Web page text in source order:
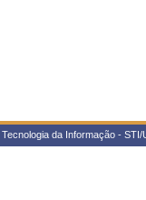
da Informação -